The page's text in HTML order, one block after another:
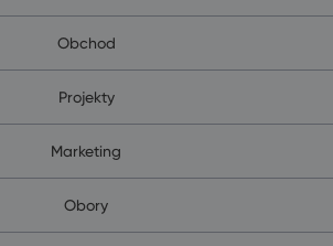
Obchod
Projekty
Marketing
Obory